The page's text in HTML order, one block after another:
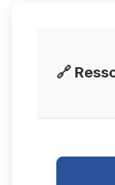
🔗